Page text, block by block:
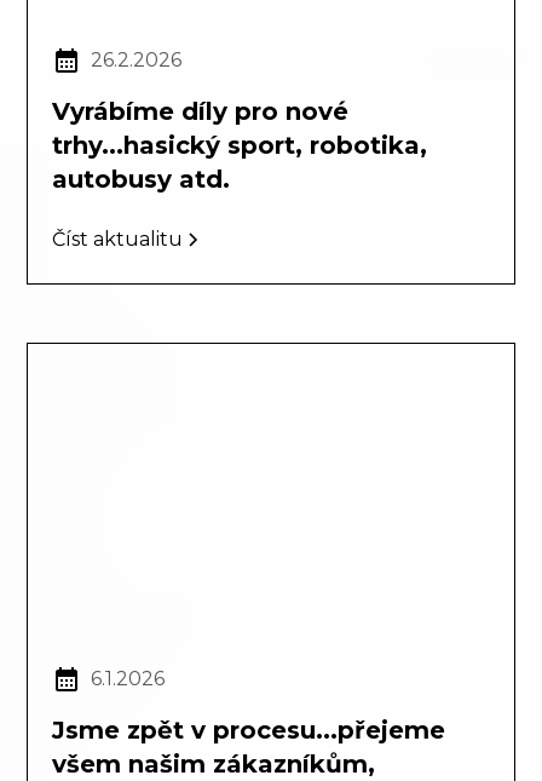
26.2.2026
Vyrábíme díly pro nové
trhy...hasický sport, robotika,
autobusy atd.
Číst aktualitu
6.1.2026
Jsme zpět v procesu...přejeme
všem našim zákazníkům,